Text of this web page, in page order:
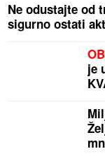
Ne odustajte od
sigurno ostati
je